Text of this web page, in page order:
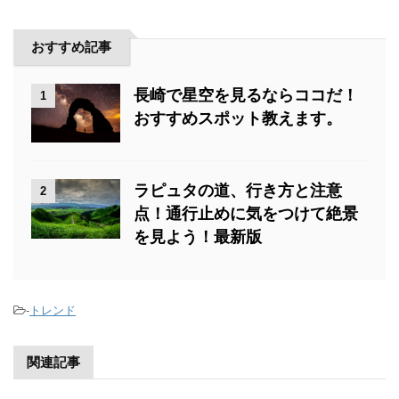
おすすめ記事
1
長崎で星空を見るならココだ！
おすすめスポット教えます。
2
ラピュタの道、行き方と注意
点！通行止めに気をつけて絶景
を見よう！最新版
- トレンド
関連記事